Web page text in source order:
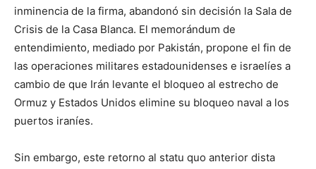
inminencia de la firma, abandonó sin decisión la Sala de
Crisis de la Casa Blanca. El memorándum de
entendimiento, mediado por Pakistán, propone el fin de
las operaciones militares estadounidenses e israelíes a
cambio de que Irán levante el bloqueo al estrecho de
Ormuz y Estados Unidos elimine su bloqueo naval a los
puertos iraníes.
Sin embargo, este retorno al statu quo anterior dista